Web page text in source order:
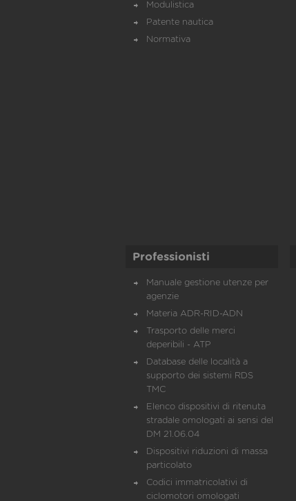
Modulistica
Patente nautica
Normativa
Professionisti
Manuale gestione utenze per
agenzie
Materia ADR-RID-ADN
Trasporto delle merci
deperibili - ATP
Database delle località a
supporto dei sistemi RDS
TMC
Elenco dispositivi di ritenuta
stradale omologati ai sensi del
DM 21.06.04
Dispositivi riduzioni di massa
particolato
Codici immatricolativi di
ciclomotori omologati